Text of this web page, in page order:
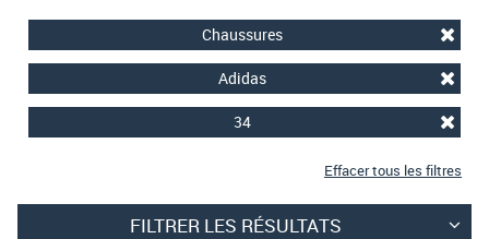
Chaussures
Adidas
34
Effacer tous les filtres
FILTRER LES RÉSULTATS